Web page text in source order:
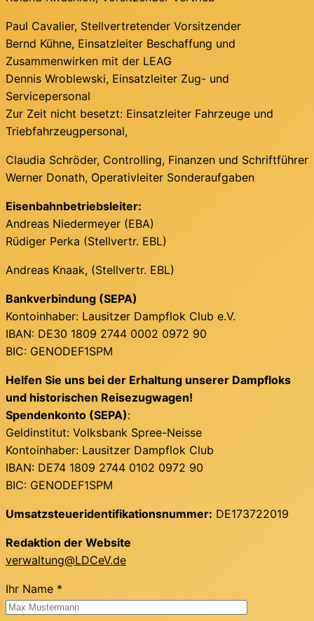
Paul Cavalier, Stellvertretender Vorsitzender
Bernd Kühne, Einsatzleiter Beschaffung und
Zusammenwirken mit der LEAG
Dennis Wroblewski, Einsatzleiter Zug- und
Servicepersonal
Zur Zeit nicht besetzt: Einsatzleiter Fahrzeuge und
Triebfahrzeugpersonal,
Claudia Schröder, Controlling, Finanzen und Schriftführer
Werner Donath, Operativleiter Sonderaufgaben
Eisenbahnbetriebsleiter:
Andreas Niedermeyer (EBA)
Rüdiger Perka (Stellvertr. EBL)
Andreas Knaak, (Stellvertr. EBL)
Bankverbindung (SEPA)
Kontoinhaber: Lausitzer Dampflok Club e.V.
IBAN: DE30 1809 2744 0002 0972 90
BIC: GENODEF1SPM
Helfen Sie uns bei der Erhaltung unserer Dampfloks
und historischen Reisezugwagen!
Spendenkonto (SEPA):
Geldinstitut: Volksbank Spree-Neisse
Kontoinhaber: Lausitzer Dampflok Club
IBAN: DE74 1809 2744 0102 0972 90
BIC: GENODEF1SPM
Umsatzsteueridentifikationsnummer: DE173722019
Redaktion der Website
verwaltung@LDCeV.de
Ihr Name *